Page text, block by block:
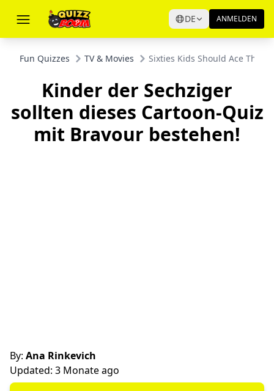
DE ANMELDEN
Fun Quizzes TV & Movies Sixties Kids Should Ace This
Kinder der Sechziger
sollten dieses Cartoon-Quiz
mit Bravour bestehen!
By: Ana Rinkevich
Updated: 3 Monate ago